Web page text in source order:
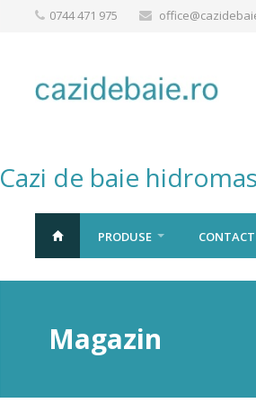
0744 471 975
Cazi de baie
PRODUSE CONTACT
Magazin